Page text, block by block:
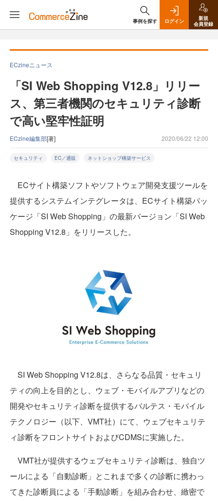
事例を探す ログイン
新規
会員登録
ECzineニュース
「SI Web Shopping V12.8」リリー
ス、第三者機関のセキュリティ診断
で高い堅牢性証明
ECzine編集部[著] 2020/06/22 12:00
セキュリティ EC／通販 ネットショップ構築サービス
ECサイト構築ソフトやソフトウェア開発支援ツールを
提供するシステムインテグレータは、ECサイト構築パッ
ケージ「SI Web Shopping」の最新バージョン「SI Web
Shopping V12.8」をリリースした。
SI Web Shopping V12.8は、さらなる品質・セキュリ
ティの向上を目的とし、ウェブ・モバイルアプリなどの
開発やセキュリティ診断を提供するバルテス・モバイル
テクノロジー（以下、VMT社）にて、ウェブセキュリテ
ィ診断をフロントサイトおよびCDMSに実施した。
VMT社が提供するウェブセキュリティ診断は、独自ツ
ールによる「自動診断」とこれまで多くの診断に携わっ
てきた診断員による「手動診断」を組み合わせ、緻密で